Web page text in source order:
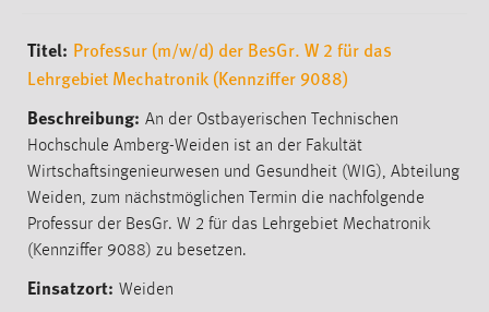
Professur (m/w/d) der BesGr. W 2 für das
Lehrgebiet Mechatronik (Kennziffer 9088)
An der Ostbayerischen Technischen
Hochschule Amberg-Weiden ist an der Fakultät
Wirtschaftsingenieurwesen und Gesundheit (WIG), Abteilung
Weiden, zum nächstmöglichen Termin die nachfolgende
Professur der BesGr. W 2 für das Lehrgebiet Mechatronik
(Kennziffer 9088) zu besetzen.
Weiden
cookie_consent
Zweck:
Dieser Cookie speichert die ausgewählten Einverständnis-
Optionen des Benutzers
Cookie Laufzeit:
1 Jahr
Performance